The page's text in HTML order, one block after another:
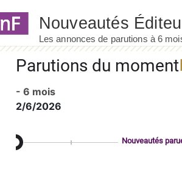
Parutions du moment
- 6 mois
2/6/2026
Nouveautés